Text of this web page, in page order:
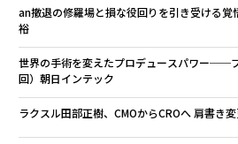
an撤退の修羅場と損な役回りを引き受ける
裕
世界の手術を変えたプロデュースパワー──
回）朝日インテック
ラクスル田部正樹、CMOからCROへ 肩書き